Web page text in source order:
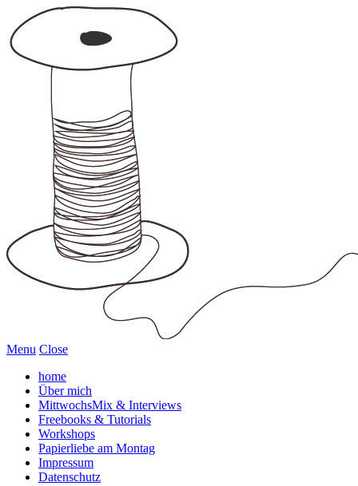
Menu Close
home
Über mich
MittwochsMix & Interviews
Freebooks & Tutorials
Workshops
Papierliebe am Montag
Impressum
Datenschutz